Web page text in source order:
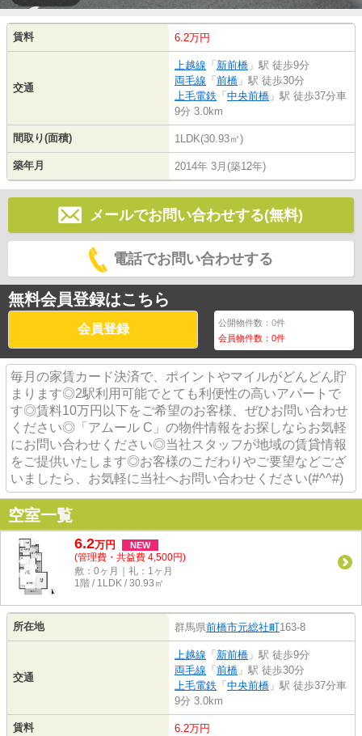
賃料 6.2万円
交通
上越線 「 新前橋 」駅 徒歩9分
両毛線 「 前橋 」駅 徒歩30分
上毛電鉄 「 中央前橋 」駅 徒歩37分車
9分 3.0km
間取り(面積) 1LDK(30.93㎡)
築年月 2014年 3月(築12年)
メールでお問い合わせする(無料)
電話でお問い合わせする
無料会員登録はこちら
会員登録 公開物件数：0件
会員物件数：0件
毎月の家賃カード決済で、ポイントやマイルがどんどん貯
まります◎2駅利用可能でとても利便性の高いアパートで
す◎賃料10万円以下をご希望のお客様、ぜひお問い合わせ
ください◎「アムール C」の物件情報をお探しならお気軽
にお問い合わせください◎当社スタッフが地域の賃貸情報
をご提供いたします◎お客様のこだわりやご要望などござ
いましたら、お気軽に当社へお問い合わせください(#^^#)
空室一覧
6.2万円 NEW
(管理費・共益費 4,500円)
敷：0ヶ月｜礼：1ヶ月
1階 / 1LDK / 30.93㎡
所在地 群馬県前橋市元総社町163-8
交通
上越線 「 新前橋 」駅 徒歩9分
両毛線 「 前橋 」駅 徒歩30分
上毛電鉄 「 中央前橋 」駅 徒歩37分車
9分 3.0km
賃料 6.2万円